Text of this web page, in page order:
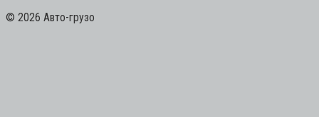
© 2026 Авто-грузо